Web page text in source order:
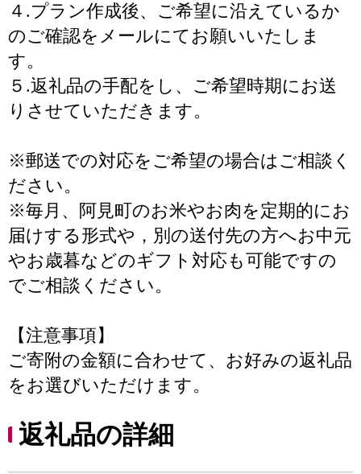
４.プラン作成後、ご希望に沿えているか
のご確認をメールにてお願いいたしま
す。
５.返礼品の手配をし、ご希望時期にお送
りさせていただきます。
※郵送での対応をご希望の場合はご相談く
ださい。
※毎月、阿見町のお米やお肉を定期的にお
届けする形式や，別の送付先の方へお中元
やお歳暮などのギフト対応も可能ですの
でご相談ください。
【注意事項】
ご寄附の金額に合わせて、お好みの返礼品
をお選びいただけます。
返礼品の詳細